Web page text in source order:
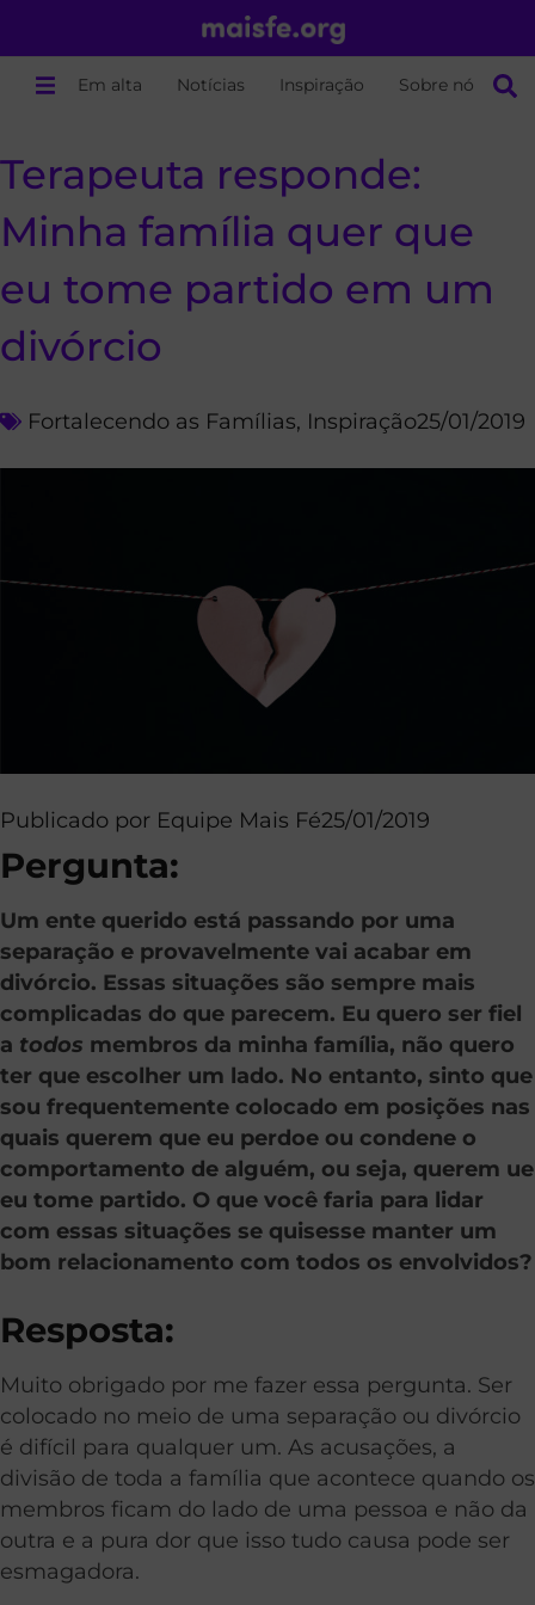
Em alta Notícias Inspiração Sobre nós
Terapeuta responde:
Minha família quer que
eu tome partido em um
divórcio
Fortalecendo as Famílias, Inspiração25/01/2019
Publicado por Equipe Mais Fé25/01/2019
Pergunta:
Um ente querido está passando por uma
separação e provavelmente vai acabar em
divórcio. Essas situações são sempre mais
complicadas do que parecem. Eu quero ser fiel
a todos membros da minha família, não quero
ter que escolher um lado. No entanto, sinto que
sou frequentemente colocado em posições nas
quais querem que eu perdoe ou condene o
comportamento de alguém, ou seja, querem ue
eu tome partido. O que você faria para lidar
com essas situações se quisesse manter um
bom relacionamento com todos os envolvidos?
Resposta:
Muito obrigado por me fazer essa pergunta. Ser
colocado no meio de uma separação ou divórcio
é difícil para qualquer um. As acusações, a
divisão de toda a família que acontece quando os
membros ficam do lado de uma pessoa e não da
outra e a pura dor que isso tudo causa pode ser
esmagadora.